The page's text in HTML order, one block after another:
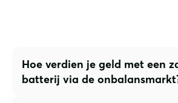
Hoe verdien je geld met een
batterij via de